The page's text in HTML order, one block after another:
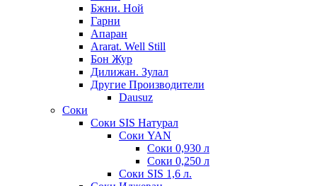
Бжни. Ной
Гарни
Апаран
Ararat. Well Still
Бон Жур
Дилижан. Зулал
Другие Производители
Dausuz
Соки
Соки SIS Натурал
Соки YAN
Соки 0,930 л
Соки 0,250 л
Соки SIS 1,6 л.